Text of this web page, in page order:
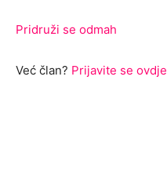
Pridruži se odmah
Već član? Prijavite se ovdje